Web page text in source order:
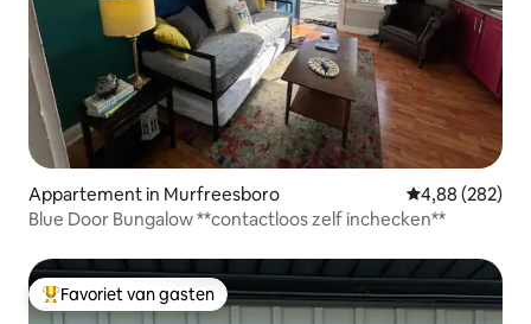
Appartement in Murfreesboro Gemiddelde
4,88 (282)
Blue Door Bungalow **contactloos zelf inchecken**
Topfavoriet van gasten
Favoriet van gasten